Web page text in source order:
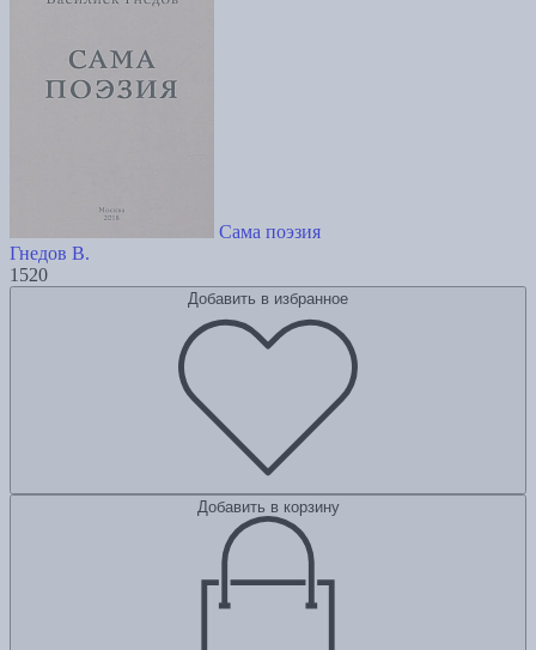
Сама поэзия
Гнедов В.
1520
Добавить в избранное
Добавить в корзину